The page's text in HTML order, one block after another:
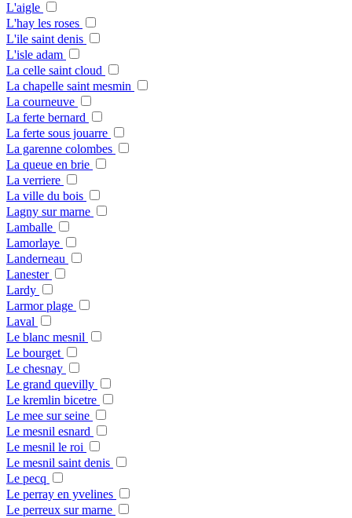
L'aigle
L'hay les roses
L'ile saint denis
L'isle adam
La celle saint cloud
La chapelle saint mesmin
La courneuve
La ferte bernard
La ferte sous jouarre
La garenne colombes
La queue en brie
La verriere
La ville du bois
Lagny sur marne
Lamballe
Lamorlaye
Landerneau
Lanester
Lardy
Larmor plage
Laval
Le blanc mesnil
Le bourget
Le chesnay
Le grand quevilly
Le kremlin bicetre
Le mee sur seine
Le mesnil esnard
Le mesnil le roi
Le mesnil saint denis
Le pecq
Le perray en yvelines
Le perreux sur marne